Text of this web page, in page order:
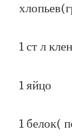
1 ст л
1 яйцо
1 белок(